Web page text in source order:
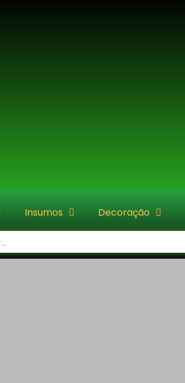
Insumos Decoração